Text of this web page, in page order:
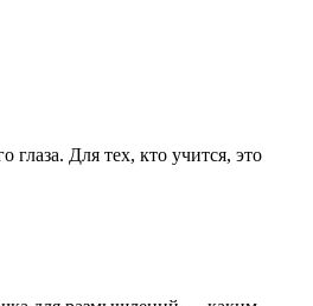
Для тех, кто учится, это